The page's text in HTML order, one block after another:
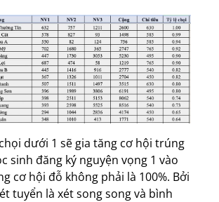
dưới 1 sẽ gia tăng cơ hội trúng
sinh đăng ký nguyện vọng 1 vào
cơ hội đỗ không phải là 100%. Bởi
tuyển là xét song song và bình